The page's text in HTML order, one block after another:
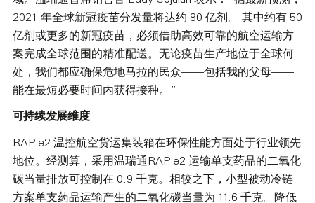
2021 年全球新冠疫苗分发量将达约 80 亿剂。 其中约有 50
亿剂或更多的新冠疫苗，必须借助高效可靠的航空运输方
案完成全球范围的精准配送。无论疫苗生产地位于全球何
处，我们都应确保危地马拉的民众——包括我的父母——
能在最短必要时间内获得接种。”
可持续发展维度
RAP e2 温控航空货运集装箱在环保性能方面处于行业领先
地位。经测算，采用温瑞通RAP e2 运输单支药品的二氧化
碳当量排放可控制在 0.9 千克。相较之下，小型被动冷链
方案单支药品运输产生的二氧化碳当量为 11.6 千克。降低